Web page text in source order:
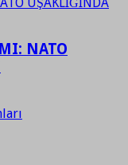
NATO